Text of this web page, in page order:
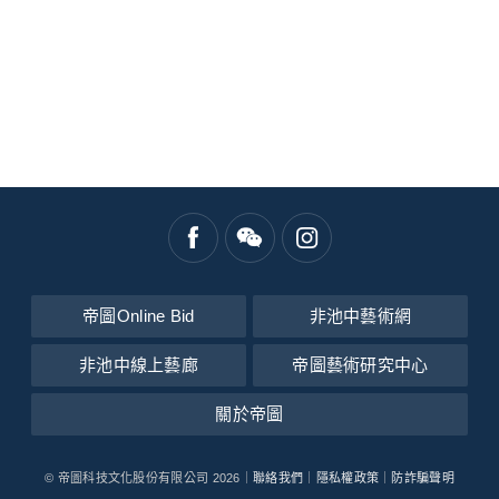
帝圖Online Bid 非池中藝術網
非池中線上藝廊 帝圖藝術研究中心
關於帝圖
© 帝圖科技文化股份有限公司 2026｜聯絡我們 隱私權政策 防詐騙聲明